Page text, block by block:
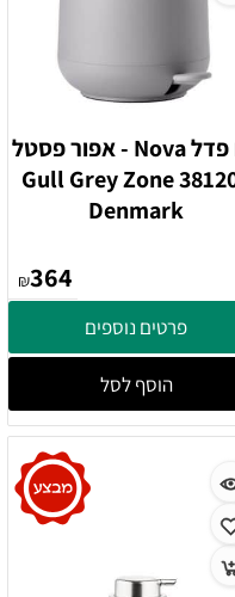
פח פדל Nova - אפור פסטל
381200 Gull Grey Zone
Denmark
₪364
פרטים נוספים
הוסף לסל